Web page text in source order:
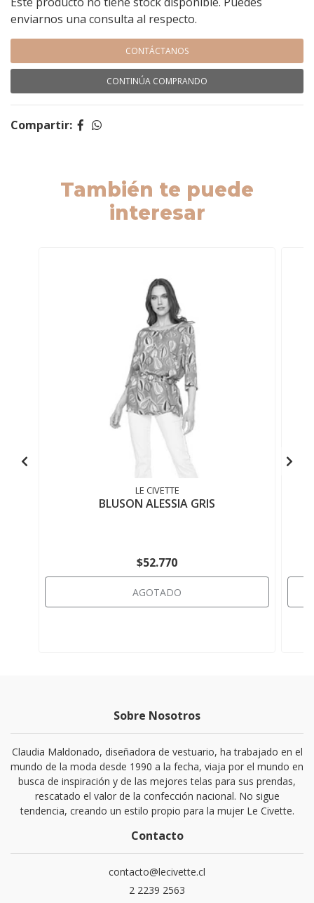
enviarnos una consulta al respecto.
CONTÁCTANOS
CONTINÚA COMPRANDO
Compartir:
También te puede
interesar
LE CIVETTE
BLUSON ALESSIA GRIS
$52.770
AGOTADO
Sobre Nosotros
Claudia Maldonado, diseñadora de vestuario, ha trabajado en el
mundo de la moda desde 1990 a la fecha, viaja por el mundo en
busca de inspiración y de las mejores telas para sus prendas,
rescatado el valor de la confección nacional. No sigue
tendencia, creando un estilo propio para la mujer Le Civette.
Contacto
contacto@lecivette.cl
2 2239 2563